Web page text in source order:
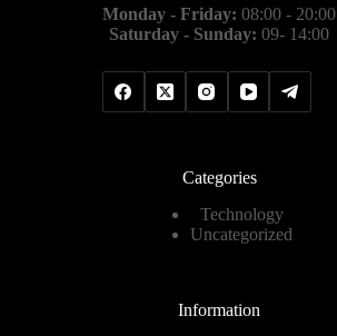
Monday - Friday: 08:00 - 20:00
Saturday - Sunday: 09- 14:00
Categories
Technology
Uncategorized
Information